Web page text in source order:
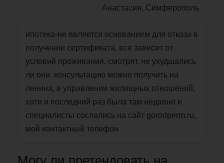
Анастасия, Симферополь
ипотека-не является основанием для отказа в
получении сертификата, все зависит от
условий проживания, смотрят, не ухудшались
ли они. консультацию можно получить на
ленина, в управлении жилищных отношений,
хотя я последний раз была там недавно и
специалисты сослались на сайт gorodperm.ru,
мой контактный телефон